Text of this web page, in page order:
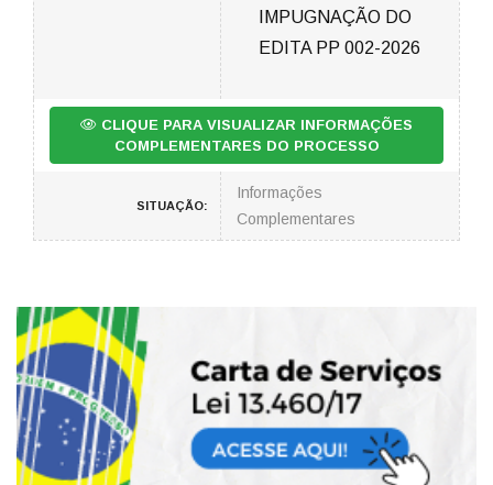
IMPUGNAÇÃO DO
EDITA PP 002-2026
CLIQUE PARA VISUALIZAR INFORMAÇÕES
COMPLEMENTARES DO PROCESSO
SITUAÇÃO:
Informações
Complementares